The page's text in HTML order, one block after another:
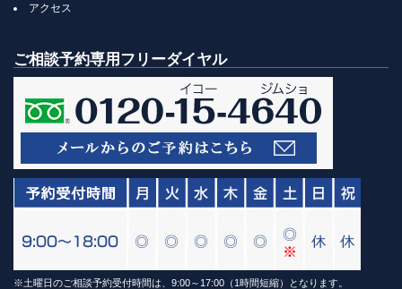
アクセス
ご相談予約専用フリーダイヤル
※土曜日のご相談予約受付時間は、9:00～17:00（1時間短縮）となります。